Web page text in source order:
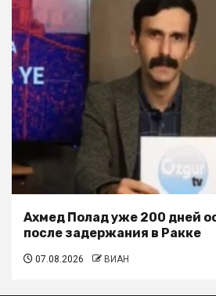
Ахмед Полад уже 200 дней
после задержания в Ракке
07.08.2026 ВИАН